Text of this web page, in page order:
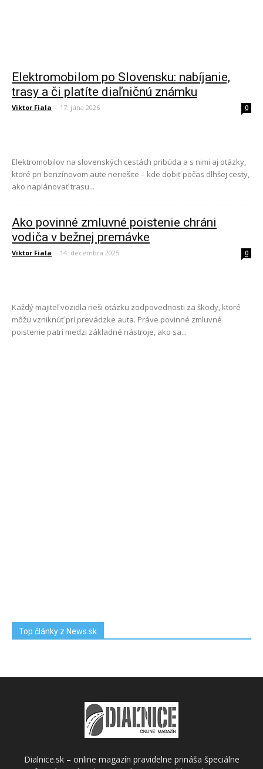
Elektromobilom po Slovensku: nabíjanie,
trasy a či platíte diaľničnú známku
Viktor Fiala - 17. júna 2026 0
Elektromobilov na slovenských cestách pribúda a s nimi aj otázky,
ktoré pri benzínovom aute neriešite – kde dobiť počas dlhšej cesty,
ako naplánovať trasu...
Ako povinné zmluvné poistenie chráni
vodiča v bežnej premávke
Viktor Fiala - 14. decembra 2025 0
Každý majiteľ vozidla rieši otázku zodpovednosti za škody, ktoré
môžu vzniknúť pri prevádzke auta. Práve povinné zmluvné
poistenie patrí medzi základné nástroje, ako sa...
Top články z News.sk
Dialnice.sk – online magazín pravidelne prináša špeciálne